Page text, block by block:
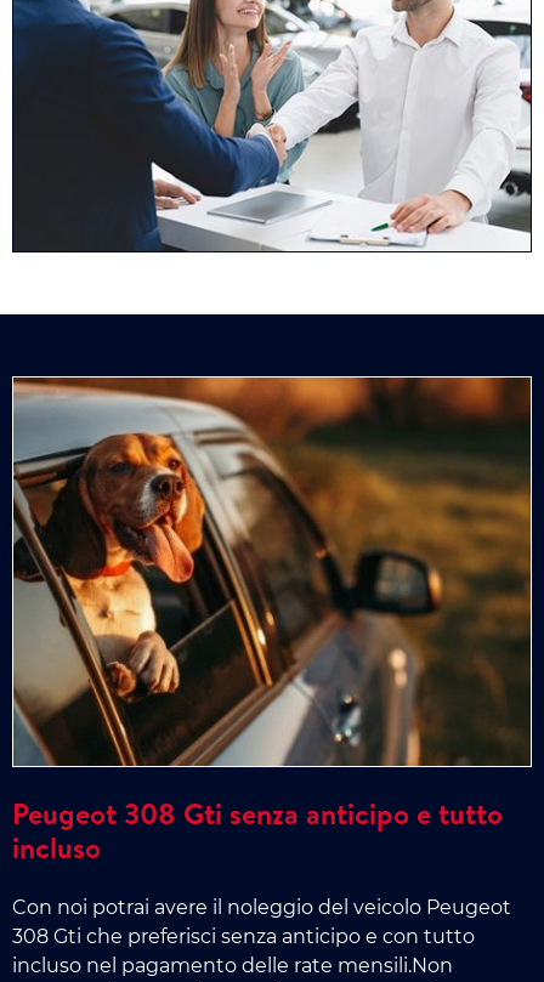
Peugeot 308 Gti senza anticipo e tutto
incluso
Con noi potrai avere il noleggio del veicolo Peugeot
308 Gti che preferisci senza anticipo e con tutto
incluso nel pagamento delle rate mensili.Non